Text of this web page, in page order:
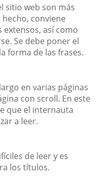
sitio web son más
conviene
así como
Se debe poner el
forma de las frases.
en varias páginas
con scroll. En este
que el internauta
a leer.
de leer y es
los títulos.